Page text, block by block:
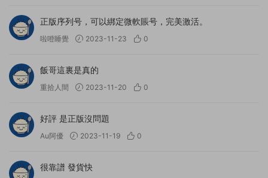
正版序列号，可以綁定微軟賬号，完美激活。
啦噔睡覺 2023-11-23 0
飯哥這裏是真的
重拾人間 2023-11-20 0
好評 是正版沒問題
Au阿優 2023-11-19 0
很靠譜 發貨快